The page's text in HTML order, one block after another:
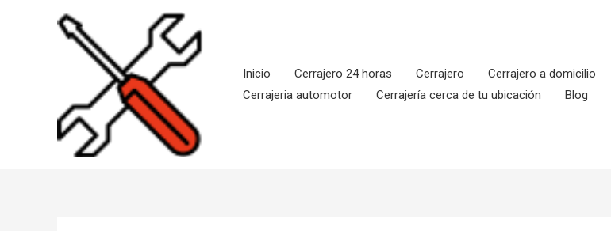
Inicio
Cerrajero 24 horas Cerrajero Cerrajero a domicilio
Cerrajeria automotor
Cerrajería cerca de tu ubicación Blog